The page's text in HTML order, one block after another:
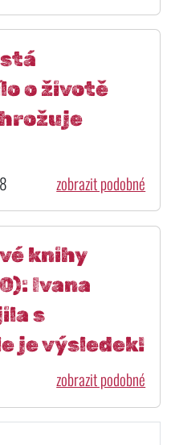
o životě
zobrazit podobné
knihy
Ivana
s
je výsledek!
zobrazit podobné